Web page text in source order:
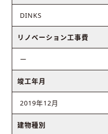
DINKS
リノベーション工事費
ー
竣工年月
2019年12月
建物種別